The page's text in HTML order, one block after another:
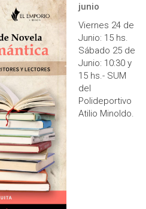
junio
Viernes 24 de
Junio: 15 hs.
Sábado 25 de
Junio: 10:30 y
15 hs.- SUM
del
Polideportivo
Atilio Minoldo.